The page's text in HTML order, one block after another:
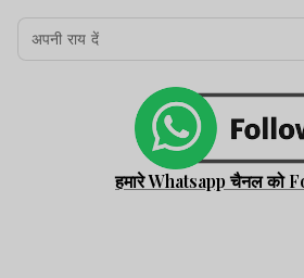
हमारे Whatsapp चैनल को